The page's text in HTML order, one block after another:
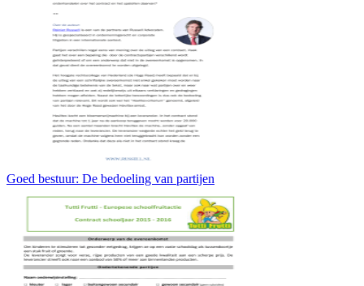
Goed bestuur: De bedoeling van partijen